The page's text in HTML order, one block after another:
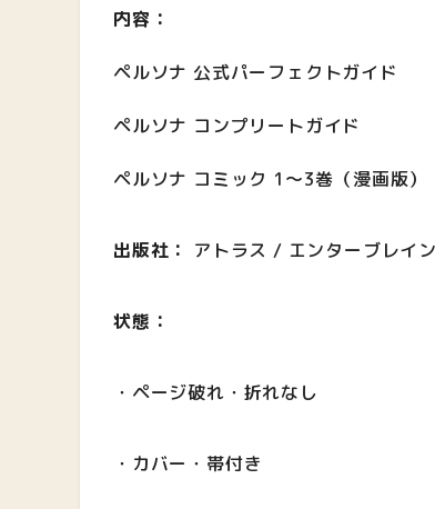
内容：
ペルソナ 公式パーフェクトガイド
ペルソナ コンプリートガイド
ペルソナ コミック 1〜3巻（漫画版）
出版社： アトラス / エンターブレイ
状態：
・ページ破れ・折れなし
・カバー・帯付き